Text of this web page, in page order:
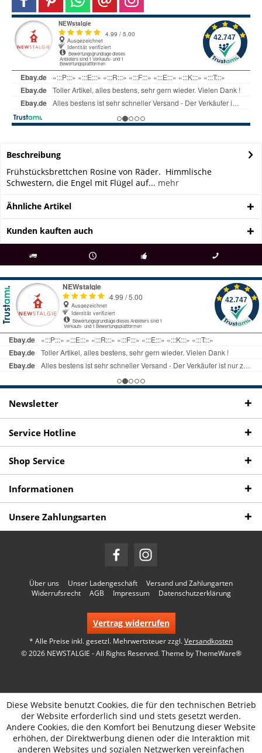
Beschreibung
Frühstücksbrettchen Rosine von Räder. Himmlische
Schwestern, die Engel mit Flügel auf... mehr
Ähnliche Artikel
Kunden kauften auch
ab € 69 Bestellwert seit 98 Jahren Fachgeschäft + telefonisch erreichbar
09497 1511
Newsletter
Service Hotline
Shop Service
Informationen
Unsere Zahlungsarten
Über uns Unser Ladengeschäft
Versand und Zahlungarten
Widerrufsrecht
AGB Impressum Datenschutzerklärung
Vertrag widerrufen
* Alle Preise inkl. gesetzl. Mehrwertsteuer zzgl.Versandkosten
© 2026 NEWSTALGIE - All Rights Reserved. Theme byThemeWare®
Diese Website benutzt Cookies, die für den technischen Betrieb
der Website erforderlich sind und stets gesetzt werden.
Andere Cookies, die den Komfort bei Benutzung dieser Website
erhöhen, der Direktwerbung dienen oder die Interaktion mit
anderen Websites und sozialen Netzwerken vereinfachen